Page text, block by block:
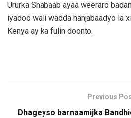
Ururka Shabaab ayaa weeraro
iyadoo wali wadda hanjabaadyo la
Kenya ay ka fulin doonto.
Previous
Dhageyso barnaamijka